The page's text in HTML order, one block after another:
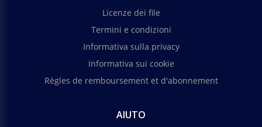
Licenze dei file
Termini e condizioni
Informativa sulla privacy
Informativa sui cookie
Règles de remboursement et d'abonnement
AIUTO